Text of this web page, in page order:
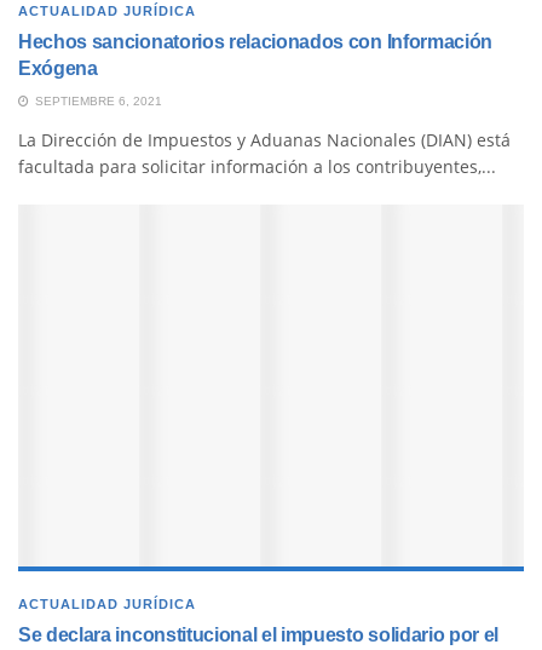
ACTUALIDAD JURÍDICA
Hechos sancionatorios relacionados con Información
Exógena
SEPTIEMBRE 6, 2021
La Dirección de Impuestos y Aduanas Nacionales (DIAN) está
facultada para solicitar información a los contribuyentes,...
ACTUALIDAD JURÍDICA
Se declara inconstitucional el impuesto solidario por el